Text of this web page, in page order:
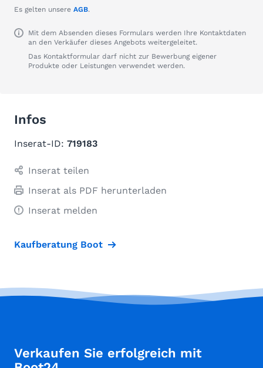
Es gelten unsere AGB.
Mit dem Absenden dieses Formulars werden Ihre Kontaktdaten
an den Verkäufer dieses Angebots weitergeleitet.
Das Kontaktformular darf nicht zur Bewerbung eigener
Produkte oder Leistungen verwendet werden.
Infos
Inserat-ID: 719183
Inserat teilen
Inserat als PDF herunterladen
Inserat melden
Kaufberatung Boot
Verkaufen Sie erfolgreich mit